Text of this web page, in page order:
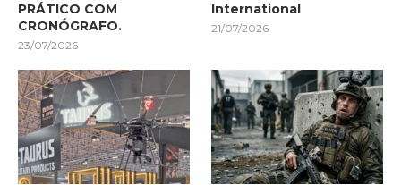
PRÁTICO COM
CRONÓGRAFO.
23/07/2026
International
21/07/2026